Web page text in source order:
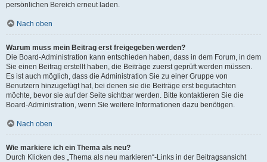
persönlichen Bereich erneut laden.
Nach oben
Warum muss mein Beitrag erst freigegeben werden?
Die Board-Administration kann entschieden haben, dass in dem Forum, in dem
Sie einen Beitrag erstellt haben, die Beiträge zuerst geprüft werden müssen.
Es ist auch möglich, dass die Administration Sie zu einer Gruppe von
Benutzern hinzugefügt hat, bei denen sie die Beiträge erst begutachten
möchte, bevor sie auf der Seite sichtbar werden. Bitte kontaktieren Sie die
Board-Administration, wenn Sie weitere Informationen dazu benötigen.
Nach oben
Wie markiere ich ein Thema als neu?
Durch Klicken des „Thema als neu markieren“-Links in der Beitragsansicht